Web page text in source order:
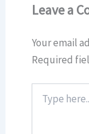
Leave a
Your email
Required
here..